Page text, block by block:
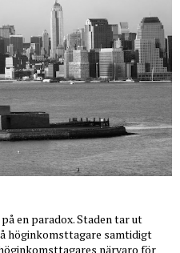
en paradox. Staden tar ut
höginkomsttagare samtidigt
närvaro för